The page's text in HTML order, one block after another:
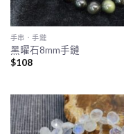
手串．手鏈
黑曜石8mm手鏈
$108